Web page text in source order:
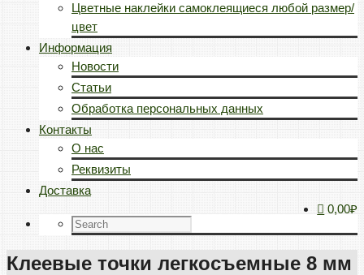
Цветные наклейки самоклеящиеся любой размер/
цвет
Информация
Новости
Статьи
Обработка персональных данных
Контакты
О нас
Реквизиты
Доставка
0,00₽
Клеевые точки легкосъемные 8 мм